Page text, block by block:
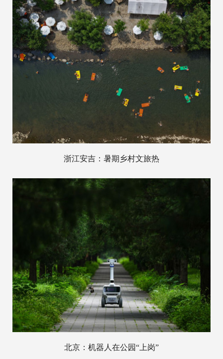
浙江安吉：暑期乡村文旅热
北京：机器人在公园“上岗”